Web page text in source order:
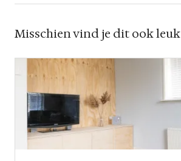
Misschien vind je dit ook leuk